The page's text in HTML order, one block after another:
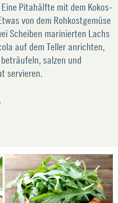
Pitahälfte mit dem Kokos-
von dem Rohkostgemüse
Scheiben marinierten Lachs
auf dem Teller anrichten,
salzen und
servieren.